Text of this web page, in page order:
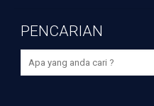
PENCARIAN